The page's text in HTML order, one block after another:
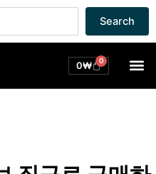
Search
0₩ 0
Cart